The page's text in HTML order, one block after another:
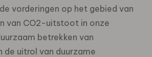
vorderingen op het gebied van
van CO2-uitstoot in onze
betrekken van
de uitrol van duurzame